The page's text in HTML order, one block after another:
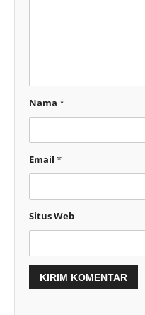
Nama *
Email *
Situs Web